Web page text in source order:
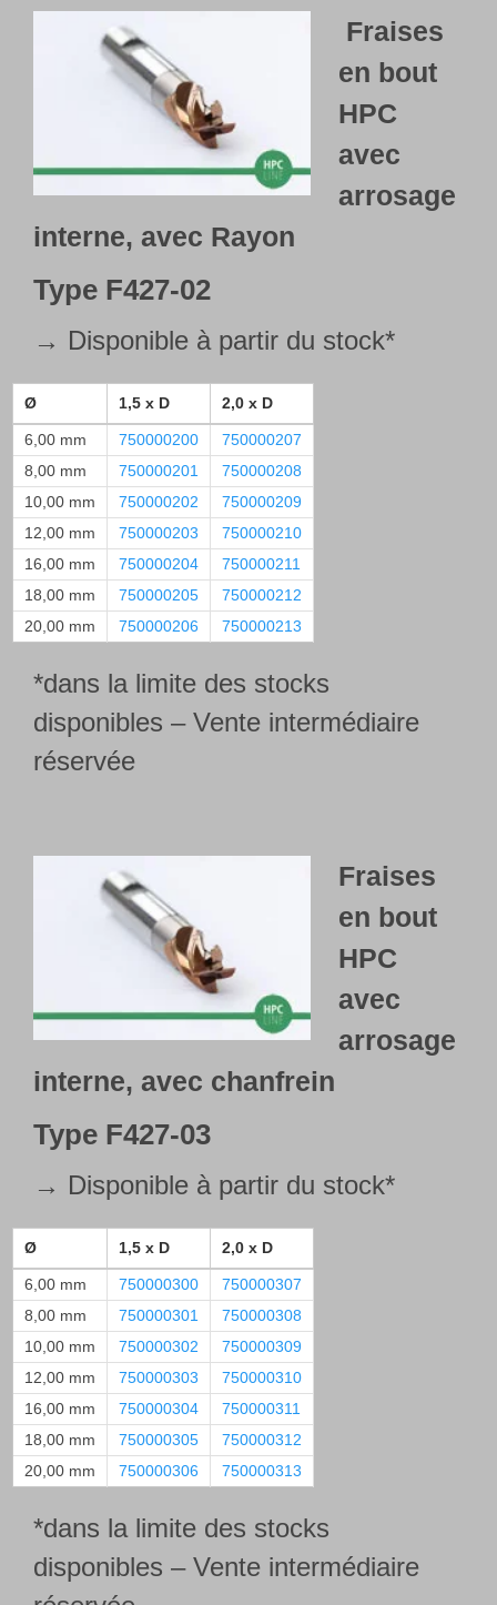
Fraises
en bout
HPC
avec
arrosage
interne, avec Rayon
Type F427-02
→ Disponible à partir du stock*
Ø 1,5 x D 2,0 x D
6,00 mm 750000200
750000207
8,00 mm
750000201
750000208
10,00 mm
750000202
750000209
12,00 mm
750000203
750000210
16,00 mm
750000204
750000211
18,00 mm
750000205
750000212
20,00 mm
750000206 750000213
*dans la limite des stocks
disponibles – Vente intermédiaire
réservée
Fraises
en bout
HPC
avec
arrosage
interne, avec chanfrein
Type F427-03
→ Disponible à partir du stock*
Ø 1,5 x D 2,0 x D
6,00 mm 750000300
750000307
8,00 mm
750000301
750000308
10,00 mm
750000302
750000309
12,00 mm
750000303
750000310
16,00 mm
750000304
750000311
18,00 mm
750000305
750000312
20,00 mm
750000306 750000313
*dans la limite des stocks
disponibles – Vente intermédiaire